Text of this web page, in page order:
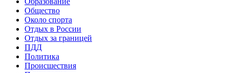
Общество
Около спорта
Отдых в России
Отдых за границей
ПДД
Политика
Происшествия